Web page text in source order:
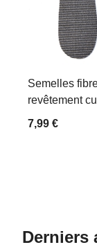
Semelles
revêtement
7,99 €
Derniers